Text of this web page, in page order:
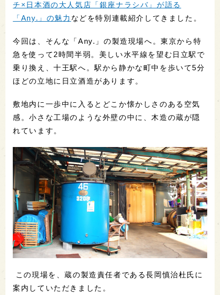
チ×日本酒の大人気店「銀座ナラシバ」が語る
「Any.」の魅力 などを特別連載紹介してきました。
今回は、そんな「Any.」の製造現場へ。東京から特
急を使って2時間半弱。美しい水平線を望む日立駅で
乗り換え、十王駅へ。駅から静かな町中を歩いて5分
ほどの立地に日立酒造があります。
敷地内に一歩中に入るとどこか懐かしさのある空気
感。小さな工場のような外壁の中に、木造の蔵が隠
れています。
この現場を、蔵の製造責任者である長岡慎治杜氏に
案内していただきました。